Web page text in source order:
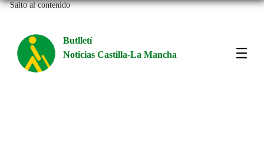
Salto al contenido
Butlletí
Noticias Castilla-La Mancha